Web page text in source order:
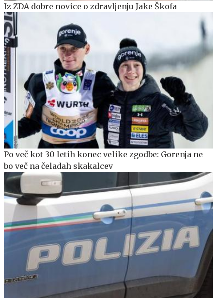
Iz ZDA dobre novice o zdravljenju Jake Škofa
Po več kot 30 letih konec velike zgodbe: Gorenja ne
bo več na čeladah skakalcev